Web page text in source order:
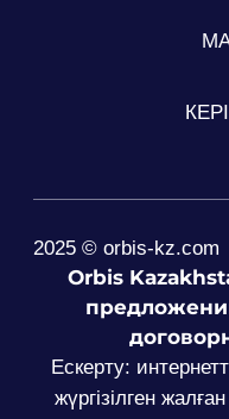
2025 © orbis-kz.com
Orbis
Ескерту:
жүргізілген